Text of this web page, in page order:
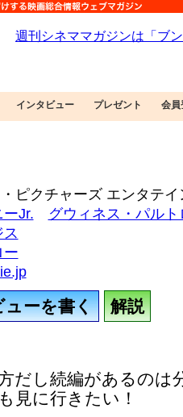
インタビュー プレゼント 会員
ピクチャーズ エンタテイ
ーJr.
グウィネス・パルト
ス
ー
ューを書く 解説
だし続編があるのは
見に行きたい！